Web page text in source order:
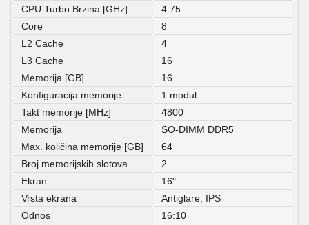
CPU Turbo Brzina [GHz]
4.75
Core
8
L2 Cache
4
L3 Cache
16
Memorija [GB]
16
Konfiguracija memorije
1 modul
Takt memorije [MHz]
4800
Memorija
SO-DIMM DDR5
Max. količina memorije [GB]
64
Broj memorijskih slotova
2
Ekran
16"
Vrsta ekrana
Antiglare, IPS
Odnos
16:10